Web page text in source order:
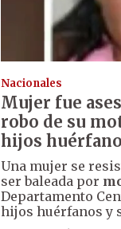
Nacionales
Mujer fue
robo de su
hijos
Una mujer se
ser baleada por
Departamento
hijos huérfanos y